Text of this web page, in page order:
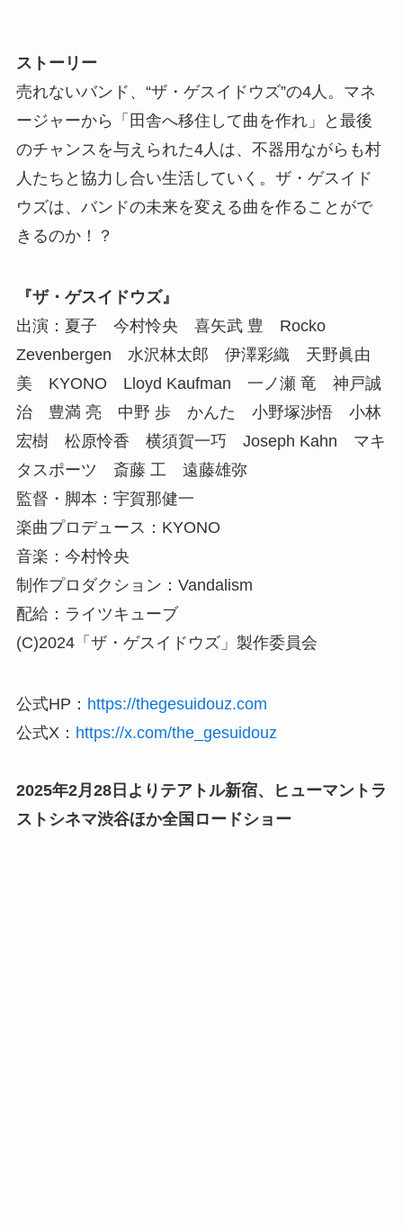
ストーリー
売れないバンド、“ザ・ゲスイドウズ”の4人。マネ
ージャーから「田舎へ移住して曲を作れ」と最後
のチャンスを与えられた4人は、不器用ながらも村
人たちと協力し合い生活していく。ザ・ゲスイド
ウズは、バンドの未来を変える曲を作ることがで
きるのか！？
『ザ・ゲスイドウズ』
出演：夏子 今村怜央 喜矢武 豊 Rocko
Zevenbergen 水沢林太郎 伊澤彩織 天野眞由
美 KYONO Lloyd Kaufman 一ノ瀬 竜 神戸誠
治 豊満 亮 中野 歩 かんた 小野塚渉悟 小林
宏樹 松原怜香 横須賀一巧 Joseph Kahn マキ
タスポーツ 斎藤 工 遠藤雄弥
監督・脚本：宇賀那健一
楽曲プロデュース：KYONO
音楽：今村怜央
制作プロダクション：Vandalism
配給：ライツキューブ
(C)2024「ザ・ゲスイドウズ」製作委員会
公式HP： https://thegesuidouz.com
公式X： https://x.com/the_gesuidouz
2025年2月28日よりテアトル新宿、ヒューマントラ
ストシネマ渋谷ほか全国ロードショー